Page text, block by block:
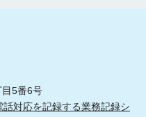
5番6号
話対応を記録する業務記録シ